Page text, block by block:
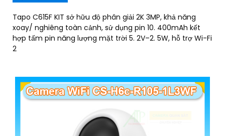
Tapo C615F KIT sở hữu độ phân giải 2K 3MP, khả năng
xoay/ nghiêng toàn cảnh, sử dụng pin 10. 400mAh kết
hợp tấm pin năng lượng mặt trời 5. 2V–2. 5W, hỗ trợ Wi-Fi
2